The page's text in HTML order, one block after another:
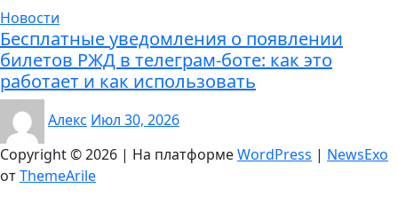
Новости
Бесплатные уведомления о появлении
билетов РЖД в телеграм-боте: как это
работает и как использовать
Алекс Июл 30, 2026
Copyright © 2026 | На платформеWordPress | NewsExo
отThemeArile